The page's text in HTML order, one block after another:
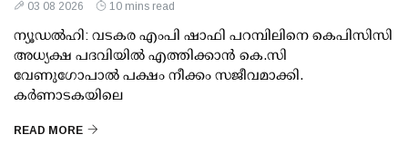
03 08 2026 10 mins read
ന്യൂഡല്‍ഹി: വടകര എംപി ഷാഫി പറമ്പിലിനെ കെപിസിസി
അധ്യക്ഷ പദവിയില്‍ എത്തിക്കാന്‍ കെ.സി
വേണുഗോപാല്‍ പക്ഷം നീക്കം സജീവമാക്കി.
കര്‍ണാടകയിലെ
READ MORE